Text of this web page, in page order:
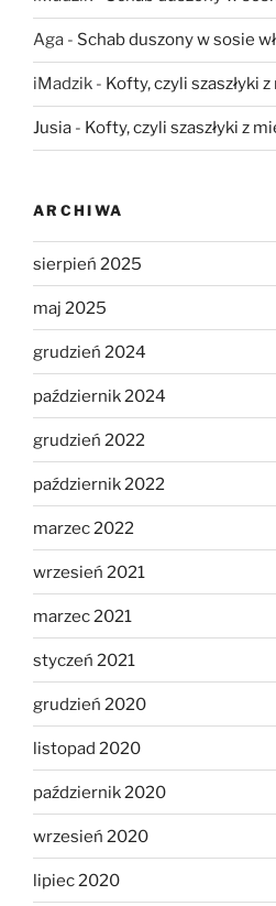
Aga - Schab duszony w sosie
iMadzik - Kofty, czyli szaszłyki
Jusia - Kofty, czyli szaszłyki z
ARCHIWA
sierpień 2025
maj 2025
grudzień 2024
październik 2024
grudzień 2022
październik 2022
marzec 2022
wrzesień 2021
marzec 2021
styczeń 2021
grudzień 2020
listopad 2020
październik 2020
wrzesień 2020
lipiec 2020